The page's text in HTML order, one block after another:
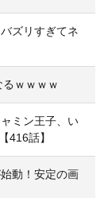
ズリすぎてネ
るｗｗｗｗ
ミン王子、い
416話】
動！安定の画